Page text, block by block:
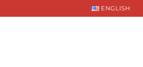
ENGLISH